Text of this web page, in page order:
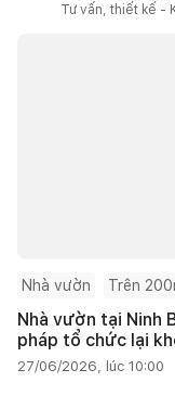
Tư vấn, thiết kế -
Nhà vườn Trên
Nhà vườn tại Ninh
pháp tổ chức lại
27/06/2026, lúc 10:00